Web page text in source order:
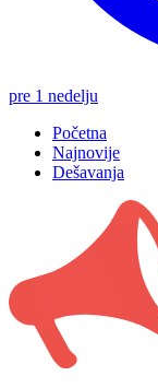
pre 1 nedelju
Početna
Najnovije
Dešavanja